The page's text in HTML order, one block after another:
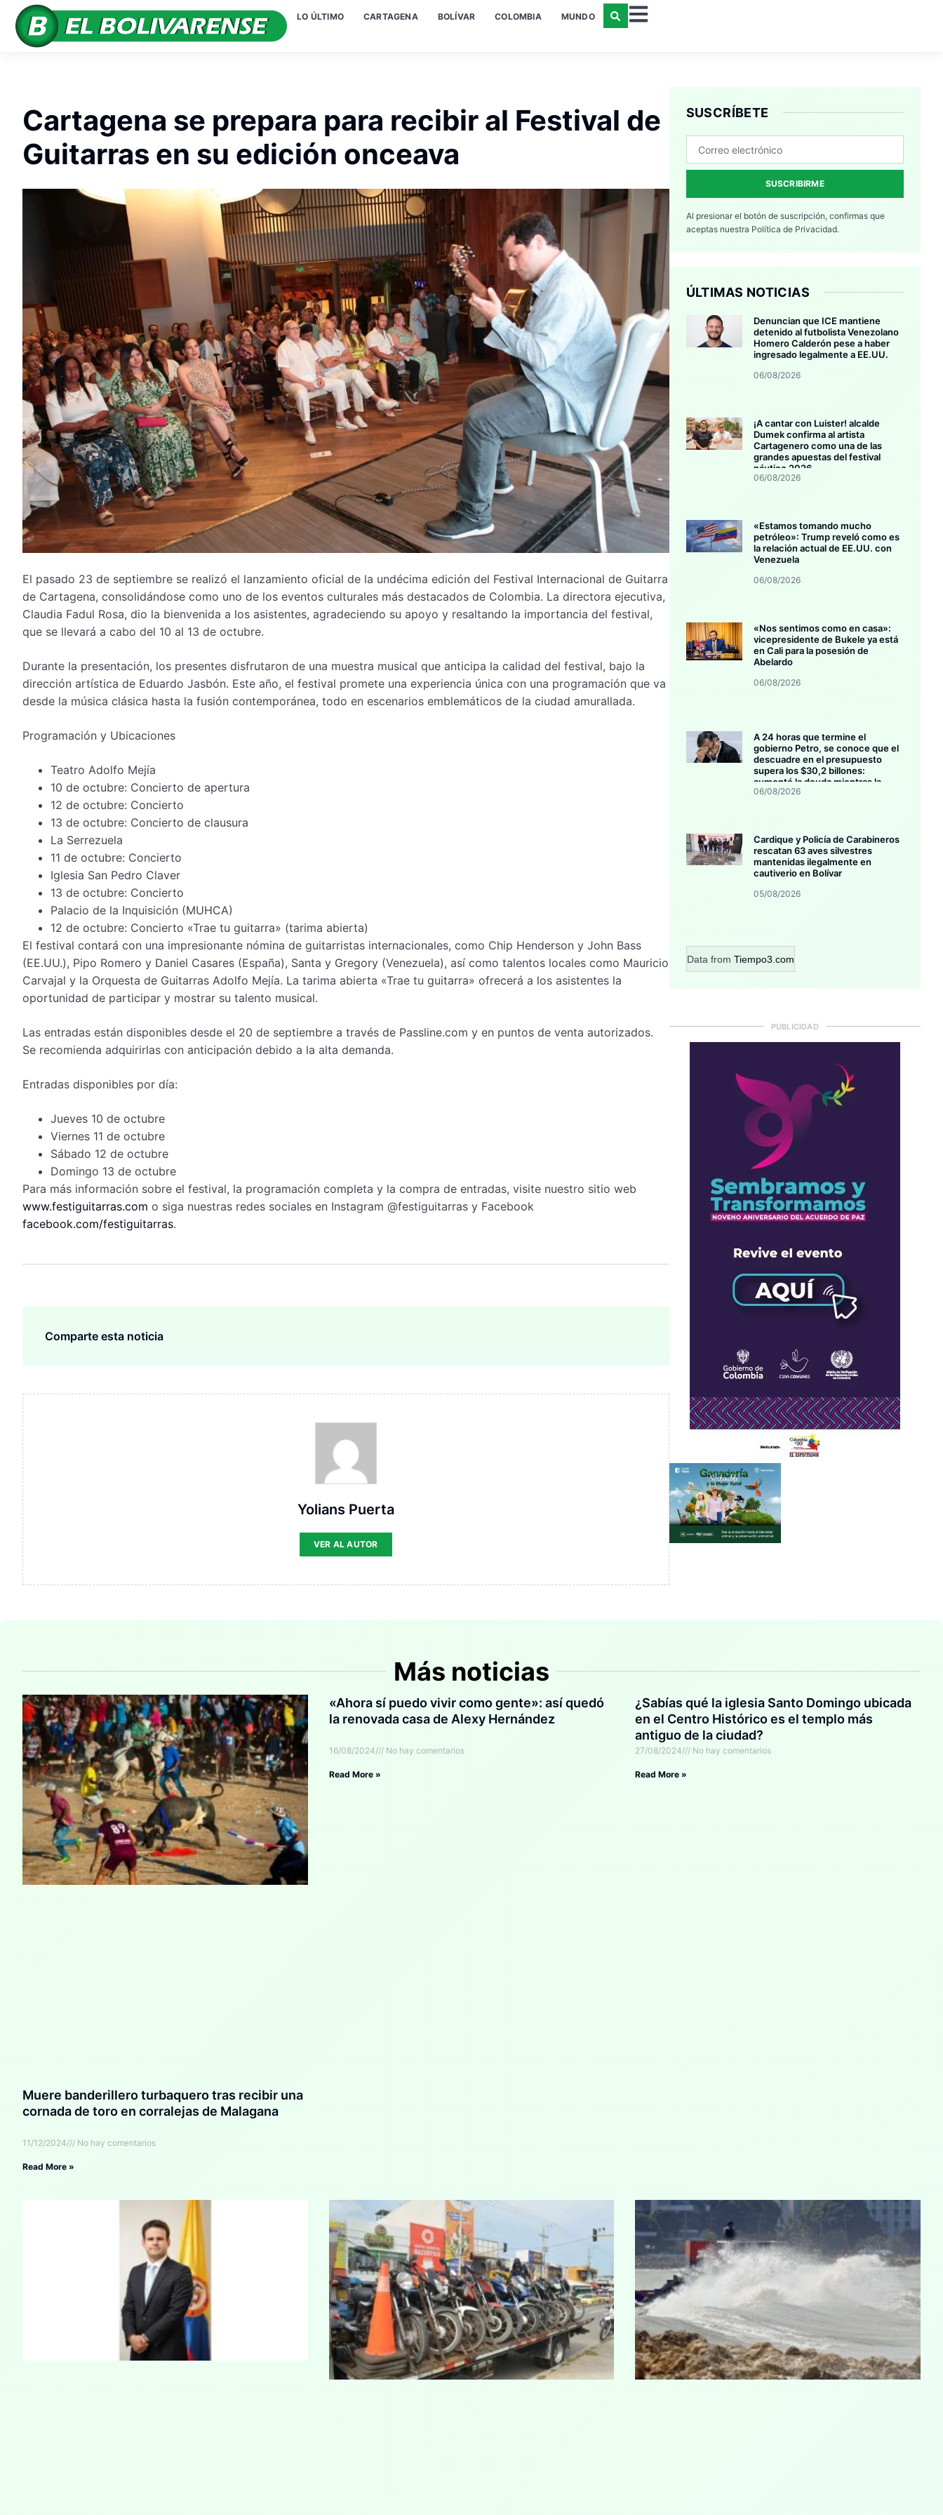
LO ÚLTIMO CARTAGENA BOLÍVAR COLOMBIA MUNDO
Cartagena se prepara para recibir al Festival de
Guitarras en su edición onceava
El pasado 23 de septiembre se realizó el lanzamiento oficial de la undécima edición del Festival Internacional de Guitarra
de Cartagena, consolidándose como uno de los eventos culturales más destacados de Colombia. La directora ejecutiva,
Claudia Fadul Rosa, dio la bienvenida a los asistentes, agradeciendo su apoyo y resaltando la importancia del festival,
que se llevará a cabo del 10 al 13 de octubre.
Durante la presentación, los presentes disfrutaron de una muestra musical que anticipa la calidad del festival, bajo la
dirección artística de Eduardo Jasbón. Este año, el festival promete una experiencia única con una programación que va
desde la música clásica hasta la fusión contemporánea, todo en escenarios emblemáticos de la ciudad amurallada.
Programación y Ubicaciones
Teatro Adolfo Mejía
10 de octubre: Concierto de apertura
12 de octubre: Concierto
13 de octubre: Concierto de clausura
La Serrezuela
11 de octubre: Concierto
Iglesia San Pedro Claver
13 de octubre: Concierto
Palacio de la Inquisición (MUHCA)
12 de octubre: Concierto «Trae tu guitarra» (tarima abierta)
El festival contará con una impresionante nómina de guitarristas internacionales, como Chip Henderson y John Bass
(EE.UU.), Pipo Romero y Daniel Casares (España), Santa y Gregory (Venezuela), así como talentos locales como Mauricio
Carvajal y la Orquesta de Guitarras Adolfo Mejía. La tarima abierta «Trae tu guitarra» ofrecerá a los asistentes la
oportunidad de participar y mostrar su talento musical.
Las entradas están disponibles desde el 20 de septiembre a través de Passline.com y en puntos de venta autorizados.
Se recomienda adquirirlas con anticipación debido a la alta demanda.
Entradas disponibles por día:
Jueves 10 de octubre
Viernes 11 de octubre
Sábado 12 de octubre
Domingo 13 de octubre
Para más información sobre el festival, la programación completa y la compra de entradas, visite nuestro sitio web
www.festiguitarras.com o siga nuestras redes sociales en Instagram @festiguitarras y Facebook
facebook.com/festiguitarras.
Comparte esta noticia
Yolians Puerta
VER AL AUTOR
SUSCRÍBETE
SUSCRIBIRME
Al presionar el botón de suscripción, confirmas que
aceptas nuestra Política de Privacidad.
ÚLTIMAS NOTICIAS
Denuncian que ICE mantiene
detenido al futbolista Venezolano
Homero Calderón pese a haber
ingresado legalmente a EE.UU.
06/08/2026
¡A cantar con Luister! alcalde
Dumek confirma al artista
Cartagenero como una de las
grandes apuestas del festival
náutico 2026
06/08/2026
«Estamos tomando mucho
petróleo»: Trump reveló como es
la relación actual de EE.UU. con
Venezuela
06/08/2026
«Nos sentimos como en casa»:
vicepresidente de Bukele ya está
en Cali para la posesión de
Abelardo
06/08/2026
A 24 horas que termine el
gobierno Petro, se conoce que el
descuadre en el presupuesto
supera los $30,2 billones:
aumentó la deuda mientras la
inversión se estanca
06/08/2026
Cardique y Policía de Carabineros
rescatan 63 aves silvestres
mantenidas ilegalmente en
cautiverio en Bolívar
05/08/2026
Data from Tiempo3.com
PUBLICIDAD
Más noticias
Muere banderillero turbaquero tras recibir una
cornada de toro en corralejas de Malagana
11/12/2024 No hay comentarios
Read More »
«Ahora sí puedo vivir como gente»: así quedó
la renovada casa de Alexy Hernández
16/08/2024 No hay comentarios
Read More »
¿Sabías qué la iglesia Santo Domingo ubicada
en el Centro Histórico es el templo más
antiguo de la ciudad?
27/08/2024 No hay comentarios
Read More »